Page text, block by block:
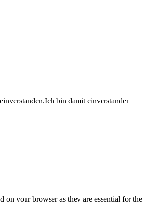
Ich bin damit einverstanden
on your browser as they are essential for the